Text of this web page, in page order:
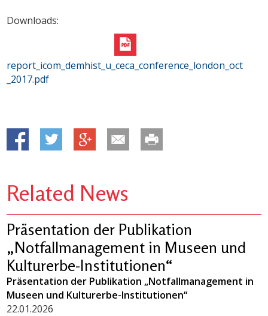
Downloads:
report_icom_demhist_u_ceca_conference_london_oct
_2017.pdf
Related News
Präsentation der Publikation
„Notfallmanagement in Museen und
Kulturerbe-Institutionen“
Präsentation der Publikation „Notfallmanagement in
Museen und Kulturerbe-Institutionen“
22.01.2026